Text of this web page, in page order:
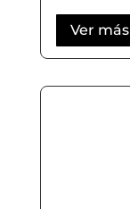
Ver más